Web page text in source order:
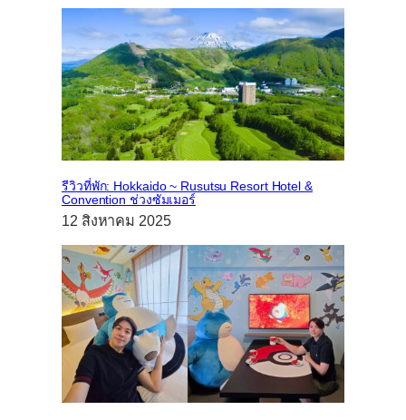
รีวิวที่พัก: Hokkaido ~ Rusutsu Resort Hotel &
Convention ช่วงซัมเมอร์
12 สิงหาคม 2025